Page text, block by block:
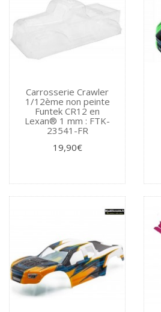
Carrosserie Crawler
1/12ème non peinte
Funtek CR12 en
Lexan® 1 mm : FTK-
23541-FR
19,90€